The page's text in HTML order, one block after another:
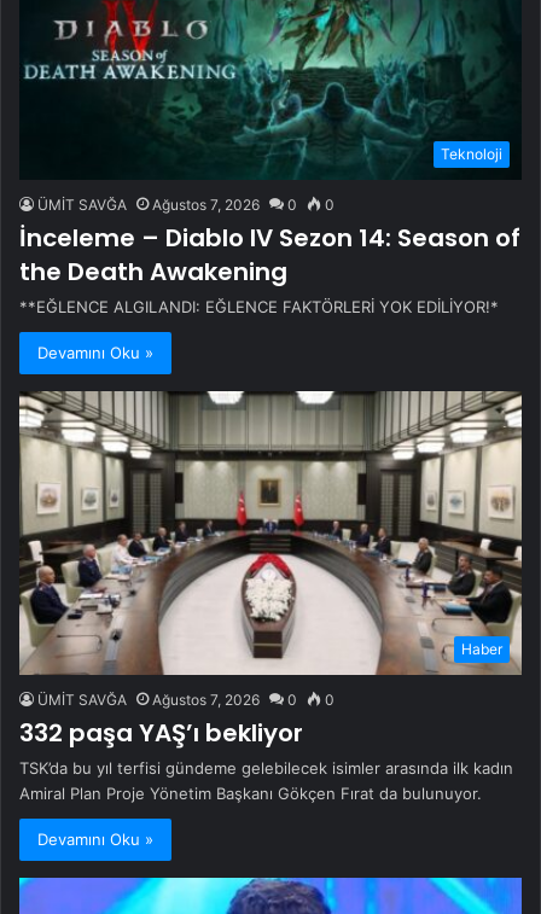
Teknoloji
ÜMİT SAVĞA Ağustos 7, 2026 0 0
İnceleme – Diablo IV Sezon 14: Season of
the Death Awakening
**EĞLENCE ALGILANDI: EĞLENCE FAKTÖRLERİ YOK EDİLİYOR!*
Devamını Oku »
Haber
ÜMİT SAVĞA Ağustos 7, 2026 0 0
332 paşa YAŞ’ı bekliyor
TSK’da bu yıl terfisi gündeme gelebilecek isimler arasında ilk kadın
Amiral Plan Proje Yönetim Başkanı Gökçen Fırat da bulunuyor.
Devamını Oku »